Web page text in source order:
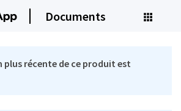
Documents
plus récente de ce produit est